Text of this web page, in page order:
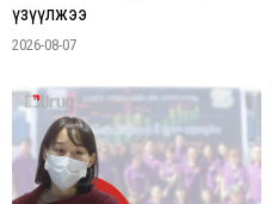
үзүүлжээ
2026-08-07